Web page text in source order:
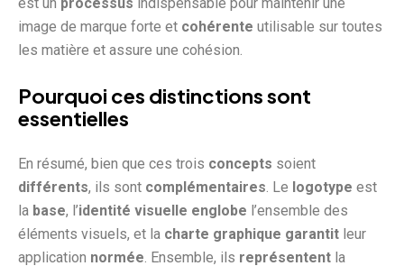
image de marque forte et cohérente utilisable sur toutes
les matière et assure une cohésion.
Pourquoi ces distinctions sont
essentielles
En résumé, bien que ces trois concepts soient
différents, ils sont complémentaires . Le logotype est
la base, l’identité visuelle englobe l’ensemble des
éléments visuels, et la charte graphique garantit leur
application normée . Ensemble, ils représentent la